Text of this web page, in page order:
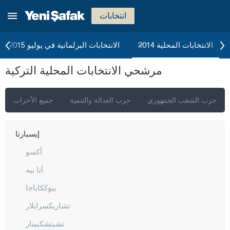
انتخابات
الانتخابات البرلمانية في يوليو 2015 الانتخابات المحلية 2014
مرشحي الانتخابات المحلية التركية
جميع الأحزاب حزب العدالة والتنمية حزب الشعب الجمهوري
غازي عنتاب
غيراسون
كوموش خانة
هاكّاري
إيغدير
إيسبارتا
أكسو
أتا بيه
بيوككاباجا
تشاريكسرايلار
تشيتشكبينار